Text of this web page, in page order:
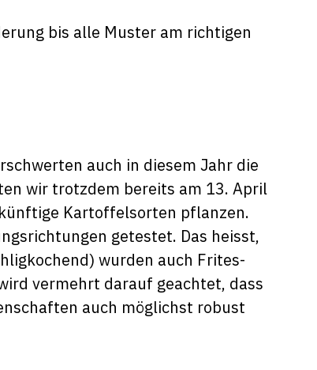
bis alle Muster am richtigen
auch in diesem Jahr die
wir trotzdem bereits am 13. April
Kartoffelsorten pflanzen.
getestet. Das heisst,
wurden auch Frites-
vermehrt darauf geachtet, dass
auch möglichst robust